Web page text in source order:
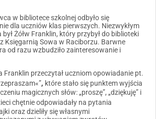
w bibliotece szkolnej odbyło się
dla uczniów klas pierwszych. Niezwykłym
Żółw Franklin, który przybył do biblioteki
Księgarnią Sowa w Raciborzu. Barwne
od razu wzbudziło zainteresowanie i
Franklin przeczytał uczniom opowiadanie pt.
, które stało się punktem wyjścia
magicznych słów: „proszę”, „dziękuję” i
chętnie odpowiadały na pytania
oraz dzieliły się własnymi